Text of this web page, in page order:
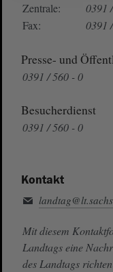
Zentrale:
0391
Fax:
0391
Presse- und
0391 / 560 - 0
Besucherdienst
0391 / 560 - 0
Kontakt
Mit diesem
Landtags eine
des Landtags